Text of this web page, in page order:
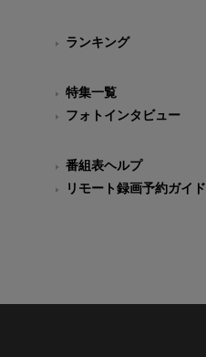
ランキング
特集一覧
フォトインタビュー
番組表ヘルプ
リモート録画予約ガイド